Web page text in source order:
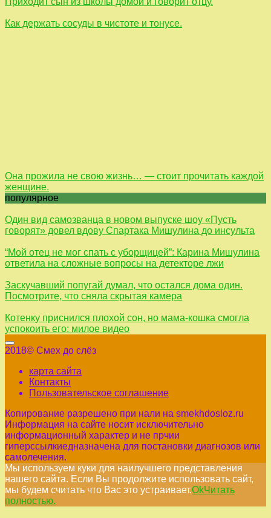
Как держать сосуды в чистоте и тонусе.
Она прожила не свою жизнь… — стоит прочитать каждой
женщине.
популярное
Один вид самозванца в новом выпуске шоу «Пусть
говорят» довел вдову Спартака Мишулина до инсульта
“Мой отец не мог спать с уборщицей”: Карина Мишулина
ответила на сложные вопросы на детекторе лжи
Заскучавший попугай думал, что остался дома один.
Посмотрите, что сняла скрытая камера
Котенку приснился плохой сон, но мама-кошка смогла
успокоить его: милое видео
2018© Смех до слёз
карта сайта
Контакты
Пользовательское соглашение
Копирование разрешено при нали на smekhdosloz.ru
Информация на сайте носит исключительно
информационный характер и не прчии
гиперссылкиедназначена для постановки диагнозов или
самолечения.
Мы используем куки для наилучшего представления
нашего сайта. Если Вы продолжите использовать сайт,
мы будем считать что Вас это устраивает.OkЧитать
полностью.